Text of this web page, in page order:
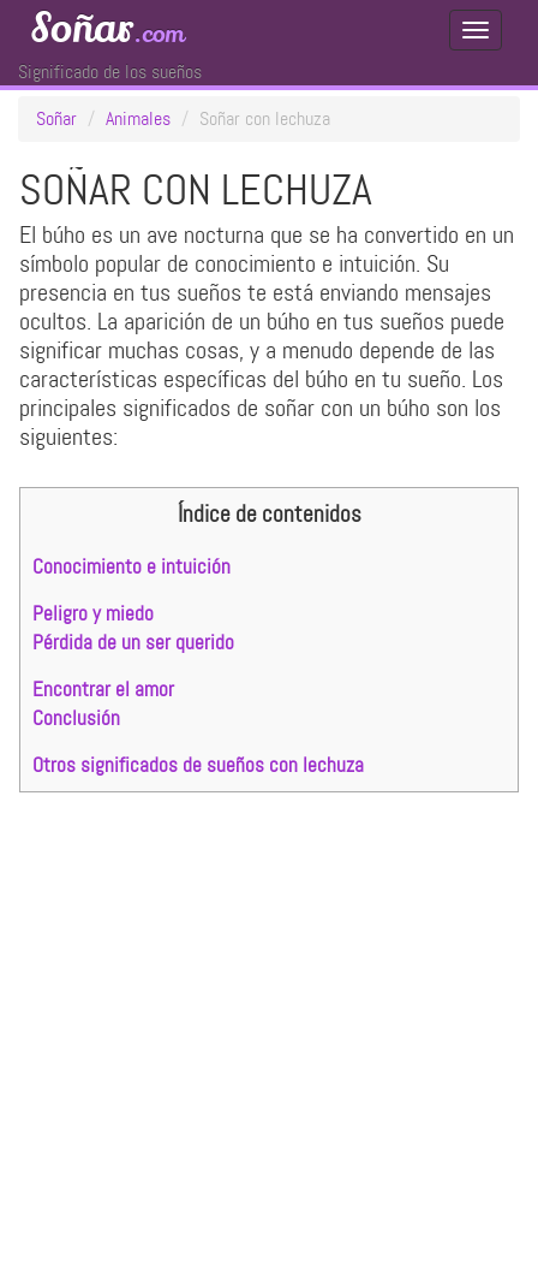
Toggle
Soñar.com
Significado de los sueños
Soñar
Animales Soñar con lechuza
SOÑAR CON LECHUZA
El búho es un ave nocturna que se ha convertido en un
símbolo popular de conocimiento e intuición. Su
presencia en tus sueños te está enviando mensajes
ocultos. La aparición de un búho en tus sueños puede
significar muchas cosas, y a menudo depende de las
características específicas del búho en tu sueño. Los
principales significados de soñar con un búho son los
siguientes:
Índice de contenidos
Conocimiento e intuición
Peligro y miedo
Pérdida de un ser querido
Encontrar el amor
Conclusión
Otros significados de sueños con lechuza